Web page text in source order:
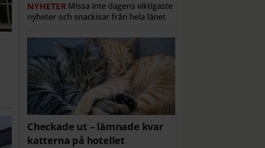
NYHETER Missa inte dagens viktigaste
nyheter och snackisar från hela länet
Checkade ut – lämnade kvar
katterna på hotellet